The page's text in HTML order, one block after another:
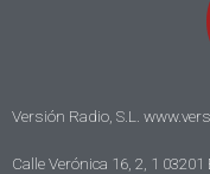
Versión Radio, S.L.
Calle Verónica 16, 2, 1 03201